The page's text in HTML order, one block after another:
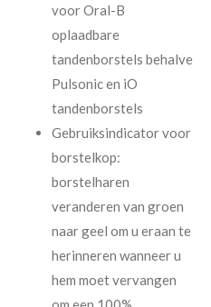
voor Oral-B
oplaadbare
tandenborstels behalve
Pulsonic en iO
tandenborstels
Gebruiksindicator voor
borstelkop:
borstelharen
veranderen van groen
naar geel om u eraan te
herinneren wanneer u
hem moet vervangen